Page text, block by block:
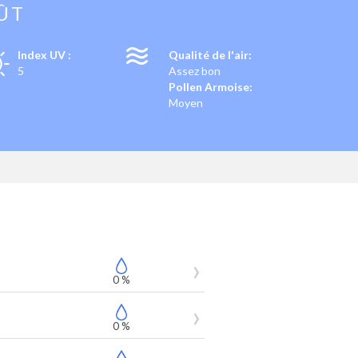
Index UV :
5
Qualité de l'air:
Assez bon
Pollen Armoise:
Moyen
0 %
0 %